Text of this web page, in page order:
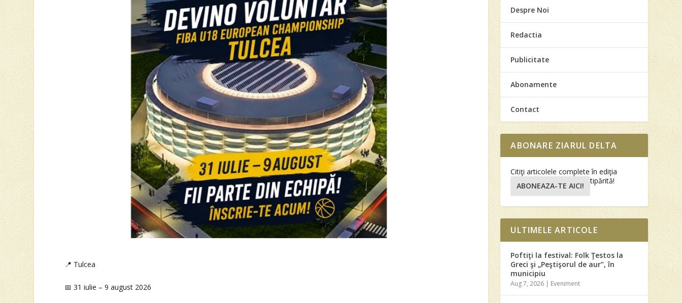
📍 Tulcea
📅 31 iulie – 9 august 2026
Despre Noi
Redactia
Publicitate
Abonamente
Contact
ABONARE ZIARUL DELTA
Citiţi articolele complete în ediţia
tipărită!
ABONEAZA-TE AICI!
ULTIMELE ARTICOLE
Poftiţi la festival: Folk Ţestos la
Greci şi „Peştişorul de aur”, în
municipiu
Aug 7, 2026 | Eveniment